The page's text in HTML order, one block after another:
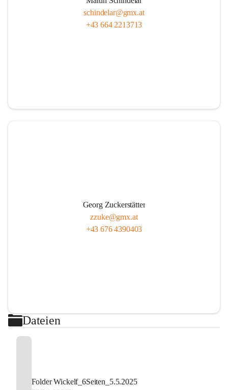
schindelar@gmx.at
+43 664 2213713
Georg Zuckerstätter
zzuke@gmx.at
+43 676 4390403
Dateien
Folder Wickelf_6Seiten_5.5.2025